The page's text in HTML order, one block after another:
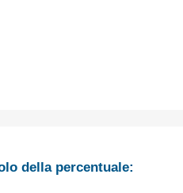
della percentuale: